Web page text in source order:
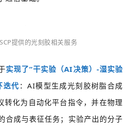
提供的光刻胶相关服务
实现了“干实验（AI决策）-湿实验
迭代：AI模型生成光刻胶树脂合成
转化为自动化平台指令，并在物理
合成与表征任务；实验产出的分子